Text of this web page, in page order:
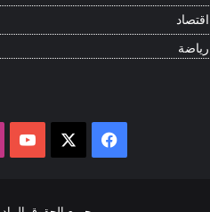
اقتصاد
رياضة
فيسبوك